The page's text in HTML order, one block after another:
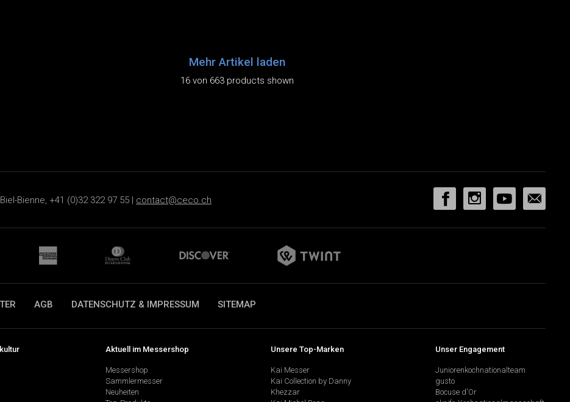
Mehr Artikel laden
16 von 663 products shown
Bienne, +41 (0)32 322 97 55 | contact@ceco.ch
AGB DATENSCHUTZ & IMPRESSUM SITEMAP
Aktuell im Messershop
Messershop
Sammlermesser
Neuheiten
Unsere Top-Marken
Kai Messer
Kai Collection by Danny
Khezzar
Unser Engagement
Juniorenkochnationalteam
gusto
Bocuse d'Or